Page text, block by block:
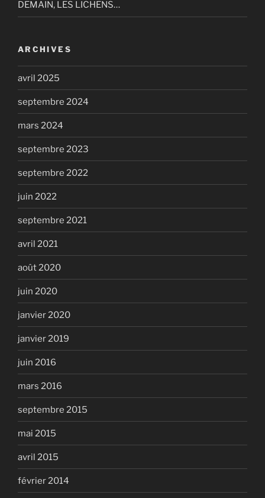
DEMAIN, LES LICHENS…
ARCHIVES
avril 2025
septembre 2024
mars 2024
septembre 2023
septembre 2022
juin 2022
septembre 2021
avril 2021
août 2020
juin 2020
janvier 2020
janvier 2019
juin 2016
mars 2016
septembre 2015
mai 2015
avril 2015
février 2014